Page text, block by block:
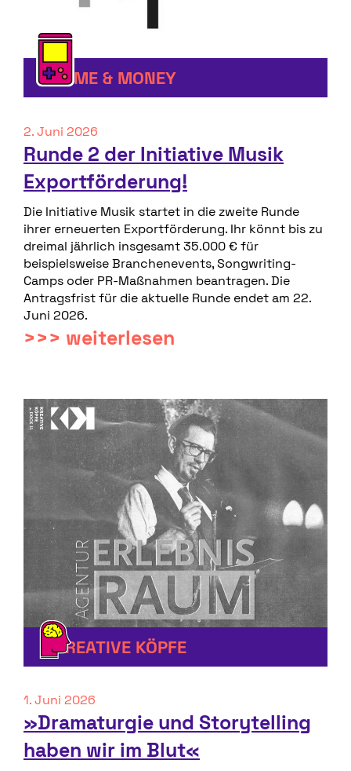
FAME & MONEY
2. Juni 2026
Runde 2 der Initiative Musik
Exportförderung!
Die Initiative Musik startet in die zweite Runde
ihrer erneuerten Exportförderung. Ihr könnt bis zu
dreimal jährlich insgesamt 35.000 € für
beispielsweise Branchenevents, Songwriting-
Camps oder PR-Maßnahmen beantragen. Die
Antragsfrist für die aktuelle Runde endet am 22.
Juni 2026.
>>> weiterlesen
KREATIVE KÖPFE
1. Juni 2026
»Dramaturgie und Storytelling
haben wir im Blut«